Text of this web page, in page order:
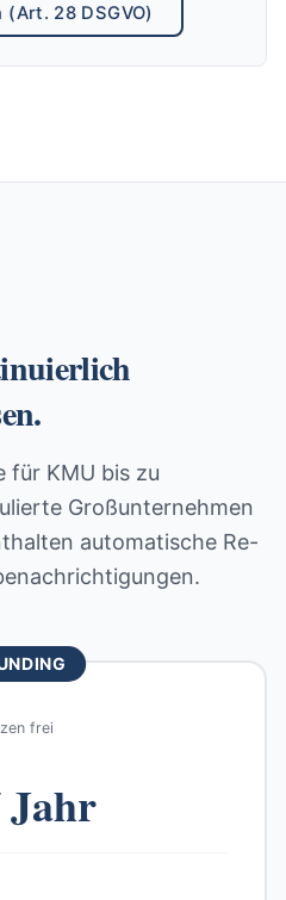
28 DSGVO)
für KMU bis zu
Großunternehmen
automatische Re-
frei
Jahr